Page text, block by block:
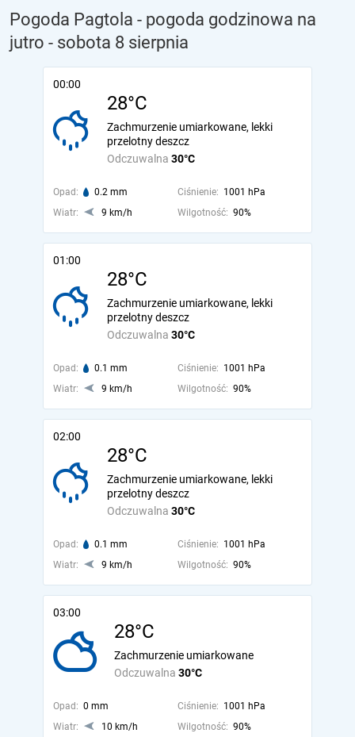
Pogoda Pagtola - pogoda godzinowa na
jutro - sobota 8 sierpnia
00:00
28°C
Odczuwalna 30°C
Zachmurzenie umiarkowane, lekki
przelotny deszcz
Opad: 0.2 mm Ciśnienie: 1001 hPa
Wiatr:
9 km/h Wilgotność: 90%
01:00
28°C
Odczuwalna 30°C
Zachmurzenie umiarkowane, lekki
przelotny deszcz
Opad: 0.1 mm Ciśnienie: 1001 hPa
Wiatr:
9 km/h Wilgotność: 90%
02:00
28°C
Odczuwalna 30°C
Zachmurzenie umiarkowane, lekki
przelotny deszcz
Opad: 0.1 mm Ciśnienie: 1001 hPa
Wiatr:
9 km/h Wilgotność: 90%
03:00
28°C
Odczuwalna 30°C
Zachmurzenie umiarkowane
Opad: 0 mm Ciśnienie: 1001 hPa
Wiatr:
10 km/h Wilgotność: 90%